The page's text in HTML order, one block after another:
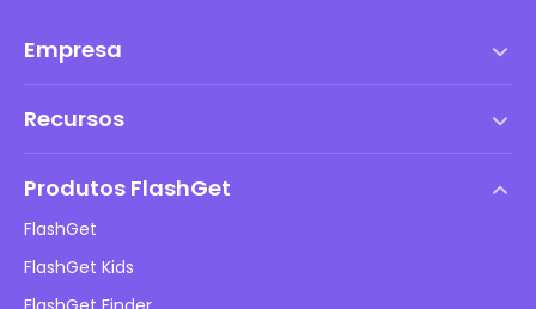
Empresa
Política de DMCA
Política de privacidade
Políticas de Publicidade
Recursos
Segurança Online Infantil
Produtos FlashGet
FlashGet
FlashGet Kids